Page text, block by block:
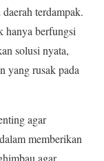
terdampak.
hanya berfungsi
solusi nyata,
yang rusak pada
agar
memberikan
agar